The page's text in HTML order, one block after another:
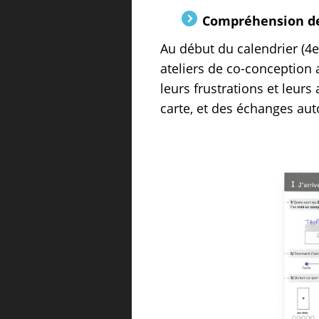
Compréhension
Au début du calendrier
ateliers de co-conception
leurs frustrations et leurs
carte, et des échanges